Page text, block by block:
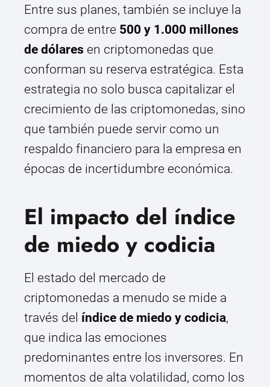
Entre sus planes, también se incluye la
compra de entre 500 y 1.000 millones
de dólares en criptomonedas que
conforman su reserva estratégica. Esta
estrategia no solo busca capitalizar el
crecimiento de las criptomonedas, sino
que también puede servir como un
respaldo financiero para la empresa en
épocas de incertidumbre económica.
El impacto del índice
de miedo y codicia
El estado del mercado de
criptomonedas a menudo se mide a
través del índice de miedo y codicia,
que indica las emociones
predominantes entre los inversores. En
momentos de alta volatilidad, como los